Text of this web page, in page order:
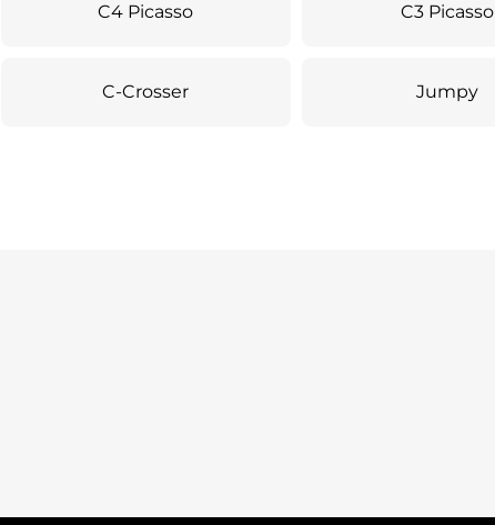
C4 Picasso C3 Picasso
C-Crosser Jumpy